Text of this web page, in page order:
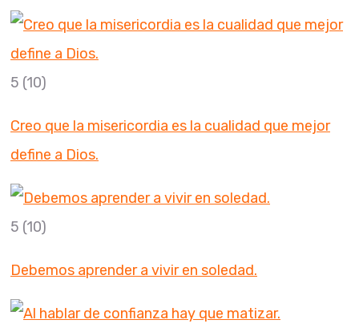
5 (10)
Creo que la misericordia es la cualidad que mejor
define a Dios.
5 (10)
Debemos aprender a vivir en soledad.